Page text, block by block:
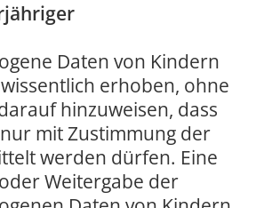
Daten von Kindern
erhoben, ohne
hinzuweisen, dass
mit Zustimmung der
werden dürfen. Eine
Weitergabe der